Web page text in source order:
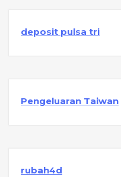
deposit pulsa tri
Pengeluaran Taiwan
rubah4d